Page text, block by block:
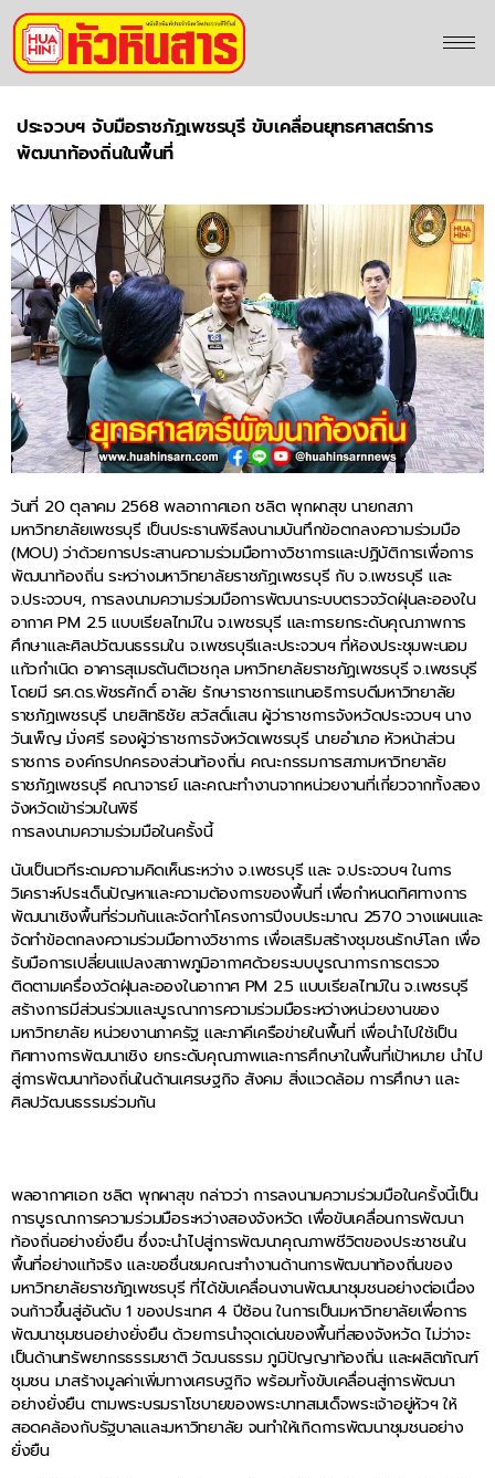
ประจวบฯ จับมือราชภัฏเพชรบุรี ขับเคลื่อนยุทธศาสตร์การ
พัฒนาท้องถิ่นในพื้นที่
วันที่ 20 ตุลาคม 2568 พลอากาศเอก ชลิต พุกผาสุข นายกสภา
มหาวิทยาลัยเพชรบุรี เป็นประธานพิธีลงนามบันทึกข้อตกลงความร่วมมือ
(MOU) ว่าด้วยการประสานความร่วมมือทางวิชาการและปฏิบัติการเพื่อการ
พัฒนาท้องถิ่น ระหว่างมหาวิทยาลัยราชภัฏเพชรบุรี กับ จ.เพชรบุรี และ
จ.ประจวบฯ, การลงนามความร่วมมือการพัฒนาระบบตรวจวัดฝุ่นละอองใน
อากาศ PM 2.5 แบบเรียลไทม์ใน จ.เพชรบุรี และการยกระดับคุณภาพการ
ศึกษาและศิลปวัฒนธรรมใน จ.เพชรบุรีและประจวบฯ ที่ห้องประชุมพะนอม
แก้วกำเนิด อาคารสุเมธตันติเวชกุล มหาวิทยาลัยราชภัฏเพชรบุรี จ.เพชรบุรี
โดยมี รศ.ดร.พัชรศักดิ์ อาลัย รักษาราชการแทนอธิการบดีมหาวิทยาลัย
ราชภัฏเพชรบุรี นายสิทธิชัย สวัสดิ์แสน ผู้ว่าราชการจังหวัดประจวบฯ นาง
วันเพ็ญ มั่งศรี รองผู้ว่าราชการจังหวัดเพชรบุรี นายอำเภอ หัวหน้าส่วน
ราชการ องค์กรปกครองส่วนท้องถิ่น คณะกรรมการสภามหาวิทยาลัย
ราชภัฏเพชรบุรี คณาจารย์ และคณะทำงานจากหน่วยงานที่เกี่ยวจากทั้งสอง
จังหวัดเข้าร่วมในพิธี
การลงนามความร่วมมือในครั้งนี้
นับเป็นเวทีระดมความคิดเห็นระหว่าง จ.เพชรบุรี และ จ.ประจวบฯ ในการ
วิเคราะห์ประเด็นปัญหาและความต้องการของพื้นที่ เพื่อกำหนดทิศทางการ
พัฒนาเชิงพื้นที่ร่วมกันและจัดทำโครงการปีงบประมาณ 2570 วางแผนและ
จัดทำข้อตกลงความร่วมมือทางวิชาการ เพื่อเสริมสร้างชุมชนรักษ์โลก เพื่อ
รับมือการเปลี่ยนแปลงสภาพภูมิอากาศด้วยระบบบูรณาการการตรวจ
ติดตามเครื่องวัดฝุ่นละอองในอากาศ PM 2.5 แบบเรียลไทม์ใน จ.เพชรบุรี
สร้างการมีส่วนร่วมและบูรณาการความร่วมมือระหว่างหน่วยงานของ
มหาวิทยาลัย หน่วยงานภาครัฐ และภาคีเครือข่ายในพื้นที่ เพื่อนำไปใช้เป็น
ทิศทางการพัฒนาเชิง ยกระดับคุณภาพและการศึกษาในพื้นที่เป้าหมาย นำไป
สู่การพัฒนาท้องถิ่นในด้านเศรษฐกิจ สังคม สิ่งแวดล้อม การศึกษา และ
ศิลปวัฒนธรรมร่วมกัน
พลอากาศเอก ชลิต พุกผาสุข กล่าวว่า การลงนามความร่วมมือในครั้งนี้เป็น
การบูรณาการความร่วมมือระหว่างสองจังหวัด เพื่อขับเคลื่อนการพัฒนา
ท้องถิ่นอย่างยั่งยืน ซึ่งจะนำไปสู่การพัฒนาคุณภาพชีวิตของประชาชนใน
พื้นที่อย่างแท้จริง และขอชื่นชมคณะทำงานด้านการพัฒนาท้องถิ่นของ
มหาวิทยาลัยราชภัฏเพชรบุรี ที่ได้ขับเคลื่อนงานพัฒนาชุมชนอย่างต่อเนื่อง
จนก้าวขึ้นสู่อันดับ 1 ของประเทศ 4 ปีซ้อน ในการเป็นมหาวิทยาลัยเพื่อการ
พัฒนาชุมชนอย่างยั่งยืน ด้วยการนำจุดเด่นของพื้นที่สองจังหวัด ไม่ว่าจะ
เป็นด้านทรัพยากรธรรมชาติ วัฒนธรรม ภูมิปัญญาท้องถิ่น และผลิตภัณฑ์
ชุมชน มาสร้างมูลค่าเพิ่มทางเศรษฐกิจ พร้อมทั้งขับเคลื่อนสู่การพัฒนา
อย่างยั่งยืน ตามพระบรมราโชบายของพระบาทสมเด็จพระเจ้าอยู่หัวฯ ให้
สอดคล้องกับรัฐบาลและมหาวิทยาลัย จนทำให้เกิดการพัฒนาชุมชนอย่าง
ยั่งยืน